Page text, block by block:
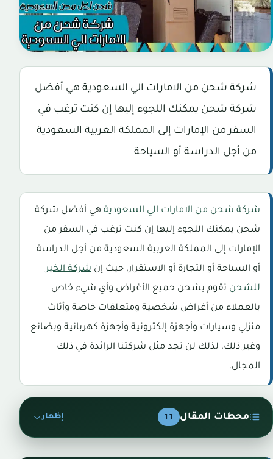
شركة شحن من الامارات الي السعودية هي أفضل
شركة شحن يمكنك اللجوء إليها إن كنت ترغب في
السفر من الإمارات إلى المملكة العربية السعودية
من أجل الدراسة أو السياحة
شركة شحن من الامارات الي السعودية هي أفضل شركة
شحن يمكنك اللجوء إليها إن كنت ترغب في السفر من
الإمارات إلى المملكة العربية السعودية من أجل الدراسة
أو السياحة أو التجارة أو الاستقرار، حيث إن شركة الخير
للشحن تقوم بشحن حميع الأغراض وأي شيء خاص
بالعملاء من أغراض شخصية ومتعلقات خاصة وأثاث
منزلي وسيارات وأجهزة إلكترونية وأجهزة كهربائية وبضائع
وغير ذلك، لذلك لن تجد مثل شركتنا الرائدة في ذلك
المجال.
محطات المقال 11 إظهار